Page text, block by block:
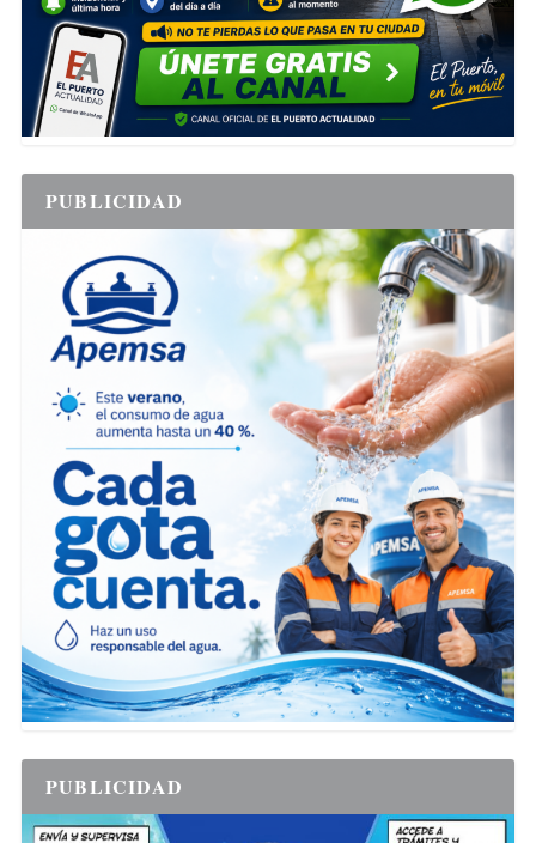
PUBLICIDAD
PUBLICIDAD